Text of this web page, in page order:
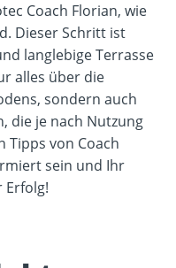
Coach Florian, wie
Dieser Schritt ist
langlebige Terrasse
alles über die
sondern auch
die je nach Nutzung
Tipps von Coach
sein und Ihr
Erfolg!